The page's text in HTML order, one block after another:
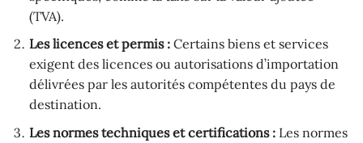
(TVA).
Les licences et permis :Certains biens et services
exigent des licences ou autorisations d’importation
délivrées par les autorités compétentes du pays de
destination.
Les normes techniques et certifications :Les normes